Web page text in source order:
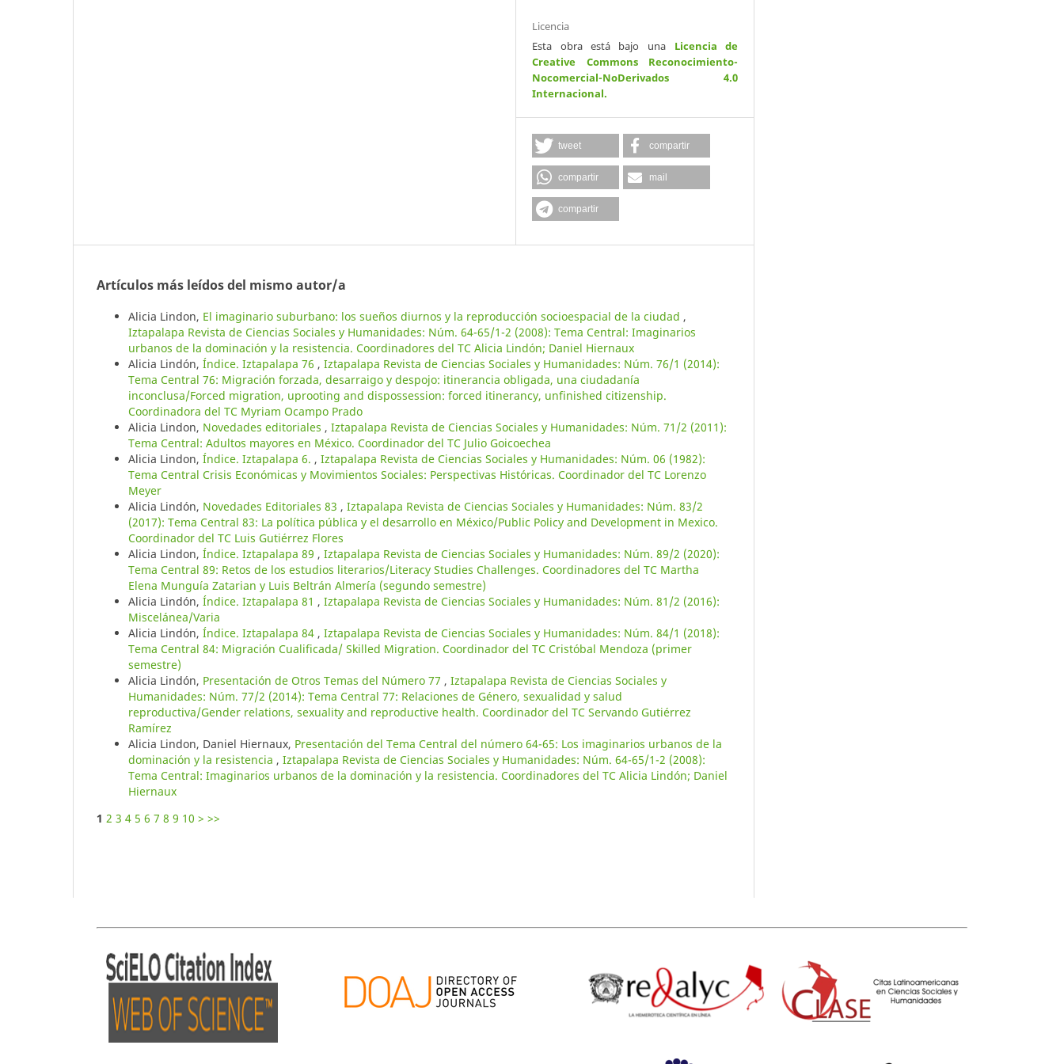
Licencia
Esta obra está bajo una Licencia de
Creative Commons Reconocimiento-
Nocomercial-NoDerivados 4.0
Internacional.
tweet compartir
compartir mail
compartir
Artículos más leídos del mismo autor/a
Alicia Lindon, El imaginario suburbano: los sueños diurnos y la reproducción socioespacial de la ciudad ,
Iztapalapa Revista de Ciencias Sociales y Humanidades: Núm. 64-65/1-2 (2008): Tema Central: Imaginarios
urbanos de la dominación y la resistencia. Coordinadores del TC Alicia Lindón; Daniel Hiernaux
Alicia Lindón, Índice. Iztapalapa 76 , Iztapalapa Revista de Ciencias Sociales y Humanidades: Núm. 76/1 (2014):
Tema Central 76: Migración forzada, desarraigo y despojo: itinerancia obligada, una ciudadanía
inconclusa/Forced migration, uprooting and dispossession: forced itinerancy, unfinished citizenship.
Coordinadora del TC Myriam Ocampo Prado
Alicia Lindon, Novedades editoriales , Iztapalapa Revista de Ciencias Sociales y Humanidades: Núm. 71/2 (2011):
Tema Central: Adultos mayores en México. Coordinador del TC Julio Goicoechea
Alicia Lindon, Índice. Iztapalapa 6. , Iztapalapa Revista de Ciencias Sociales y Humanidades: Núm. 06 (1982):
Tema Central Crisis Económicas y Movimientos Sociales: Perspectivas Históricas. Coordinador del TC Lorenzo
Meyer
Alicia Lindón, Novedades Editoriales 83 , Iztapalapa Revista de Ciencias Sociales y Humanidades: Núm. 83/2
(2017): Tema Central 83: La política pública y el desarrollo en México/Public Policy and Development in Mexico.
Coordinador del TC Luis Gutiérrez Flores
Alicia Lindon, Índice. Iztapalapa 89 , Iztapalapa Revista de Ciencias Sociales y Humanidades: Núm. 89/2 (2020):
Tema Central 89: Retos de los estudios literarios/Literacy Studies Challenges. Coordinadores del TC Martha
Elena Munguía Zatarian y Luis Beltrán Almería (segundo semestre)
Alicia Lindón, Índice. Iztapalapa 81 , Iztapalapa Revista de Ciencias Sociales y Humanidades: Núm. 81/2 (2016):
Miscelánea/Varia
Alicia Lindón, Índice. Iztapalapa 84 , Iztapalapa Revista de Ciencias Sociales y Humanidades: Núm. 84/1 (2018):
Tema Central 84: Migración Cualificada/ Skilled Migration. Coordinador del TC Cristóbal Mendoza (primer
semestre)
Alicia Lindón, Presentación de Otros Temas del Número 77 , Iztapalapa Revista de Ciencias Sociales y
Humanidades: Núm. 77/2 (2014): Tema Central 77: Relaciones de Género, sexualidad y salud
reproductiva/Gender relations, sexuality and reproductive health. Coordinador del TC Servando Gutiérrez
Ramírez
Alicia Lindon, Daniel Hiernaux, Presentación del Tema Central del número 64-65: Los imaginarios urbanos de la
dominación y la resistencia , Iztapalapa Revista de Ciencias Sociales y Humanidades: Núm. 64-65/1-2 (2008):
Tema Central: Imaginarios urbanos de la dominación y la resistencia. Coordinadores del TC Alicia Lindón; Daniel
Hiernaux
1 2 3 4 5 6 7 8 9 10 > >>